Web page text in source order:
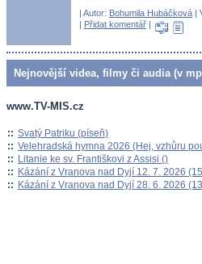
| Autor: Bohumila Hubáčková |
| Přidat komentář |
Nejnovější videa, filmy či audia (v
www.TV-MIS.cz
:: Svatý Patriku (píseň)
:: Velehradská hymna 2026 (Hej, vzhůru
:: Litanie ke sv. Františkovi z Assisi ()
:: Kázání z Vranova nad Dyjí 12. 7. 2026
:: Kázání z Vranova nad Dyjí 28. 6. 2026